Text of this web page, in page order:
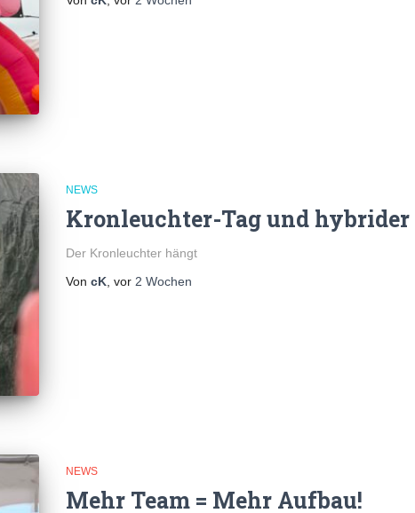
NEWS
Kronleuchter-Tag und
Der Kronleuchter hängt
Von cK, vor 2 Wochen
NEWS
Mehr Team = Mehr Aufbau!